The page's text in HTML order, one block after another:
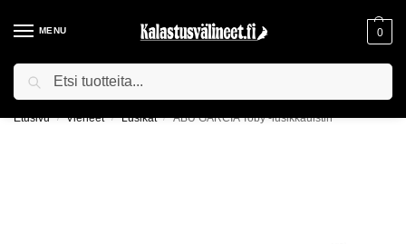
MENU 0
ILMAINEN TOIMITUS YLI 75€ TILAUKSILLE!
Etusivu / Vieheet / Lusikat / ABU GARCIA Toby -lusikkauistin